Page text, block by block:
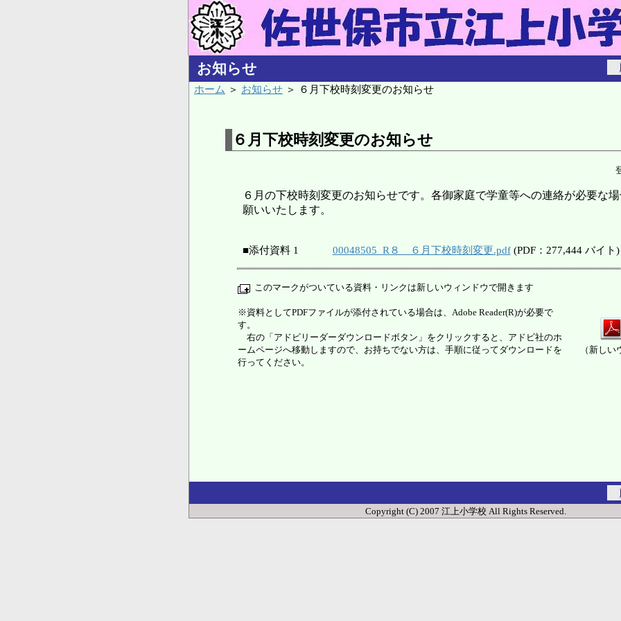
お知らせ
ホーム ＞ お知らせ ＞ ６月下校時刻変更のお知らせ
６月下校時刻変更のお知らせ
６月の下校時刻変更のお知らせです。各御家庭で学童等への連絡が必要な
願いいたします。
■添付資料 1 00048505_R８ ６月下校時刻変更.pdf(PDF：277,444 バイト)
このマークがついている資料・リンクは新しいウィンドウで開きます
※資料としてPDFファイルが添付されている場合は、Adobe Reader(R)が必要で
す。
右の「アドビリーダーダウンロードボタン」をクリックすると、アドビ社のホ
ームページへ移動しますので、お持ちでない方は、手順に従ってダウンロードを
行ってください。
（新し
Copyright (C) 2007 江上小学校 All Rights Reserved.